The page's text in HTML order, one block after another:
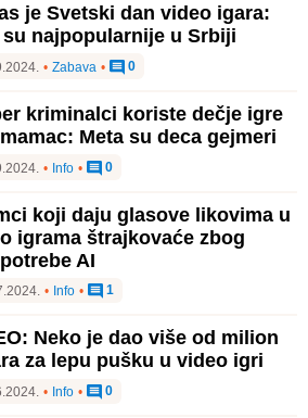
je Svetski dan video igara:
su najpopularnije u Srbiji
• Zabava • 0
kriminalci koriste dečje igre
Meta su deca gejmeri
• Info • 0
koji daju glasove likovima u
igrama štrajkovaće zbog
AI
• Info • 1
Neko je dao više od milion
za lepu pušku u video igri
• Info • 0